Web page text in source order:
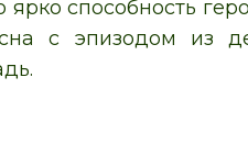
способность
с эпизодом из